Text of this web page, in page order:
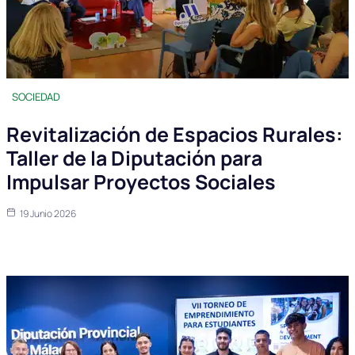
SOCIEDAD
Revitalización de Espacios Rurales:
Taller de la Diputación para
Impulsar Proyectos Sociales
19 Junio 2026